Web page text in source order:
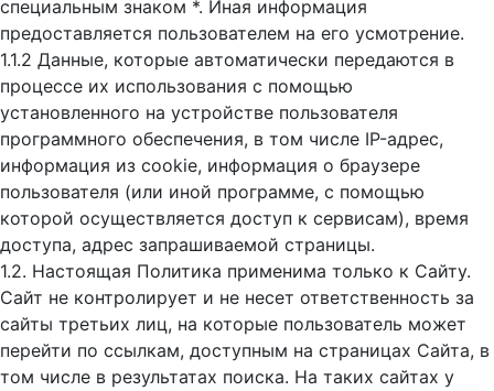
специальным знаком *. Иная информация
предоставляется пользователем на его усмотрение.
1.1.2 Данные, которые автоматически передаются в
процессе их использования с помощью
установленного на устройстве пользователя
программного обеспечения, в том числе IP-адрес,
информация из cookie, информация о браузере
пользователя (или иной программе, с помощью
которой осуществляется доступ к cервисам), время
доступа, адрес запрашиваемой страницы.
1.2. Настоящая Политика применима только к Сайту.
Сайт не контролирует и не несет ответственность за
сайты третьих лиц, на которые пользователь может
перейти по ссылкам, доступным на страницах Сайта, в
том числе в результатах поиска. На таких сайтах у